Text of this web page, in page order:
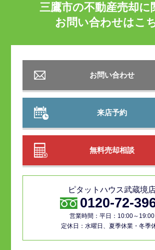
三鷹市の不動産売却に
お問い合わせはこ
お問い合わせ
来店予約
無料売却相談
ピタットハウス武蔵境
0120-72-
営業時間：平日：10:00～19:00
定休日：水曜日、夏季休業・冬季